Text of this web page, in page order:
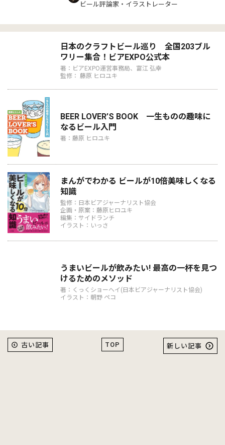
ビール評論家・イラストレーター
日本のクラフトビール巡り 全国203ブル
ワリー集合！ビアEXPO公式本
著：ビアEXPO運営事務局、富江 弘幸
監修： 藤原 ヒロユキ
BEER LOVER’S BOOK 一生ものの趣味に
なるビール入門
著：藤原 ヒロユキ
まんがでわかる ビールが10倍美味しくなる
知識
監修：日本ビアジャーナリスト協会
企画・原案：藤原ヒロユキ
編集：サイドランチ
イラスト：いっさ
うまいビールが飲みたい! 最高の一杯を見つ
けるためのメソッド
著：くっくショーヘイ(日本ビアジャーナリスト協会)
イラスト：朝野 ペコ
TOP
古い記事 新しい記事